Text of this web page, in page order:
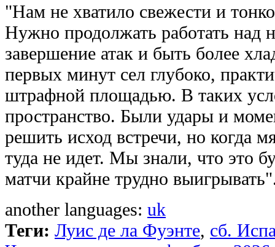
"Нам не хватило свежести и
Нужно продолжать работать над
завершение атак и быть более
первых минут сел глубоко,
штрафной площадью. В таких
пространство. Были удары и
решить исход встречи, но когда
туда не идет. Мы знали, что это
матчи крайне трудно
another languages: uk
Теги: Луис де ла Фуэнте, сб.